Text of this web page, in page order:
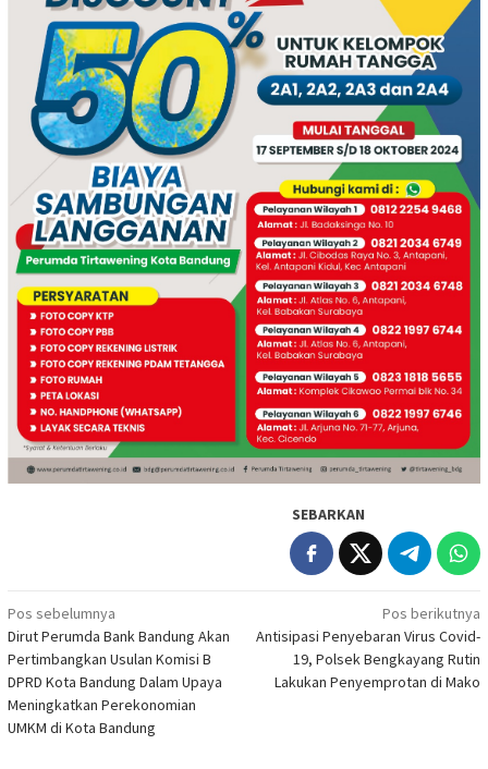
SEBARKAN
Navigasi
pos
Pos sebelumnya
Dirut Perumda Bank Bandung Akan
Pertimbangkan Usulan Komisi B
DPRD Kota Bandung Dalam Upaya
Meningkatkan Perekonomian
UMKM di Kota Bandung
Pos berikutnya
Antisipasi Penyebaran Virus Covid-
19, Polsek Bengkayang Rutin
Lakukan Penyemprotan di Mako